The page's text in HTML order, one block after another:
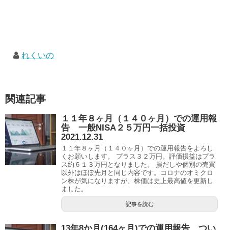
れくいの
関連記事
１１年８ヶ月（１４０ヶ月）での運用報
告 一般NISA２５万円一括投資
2021.12.31
１１年８ヶ月（１４０ヶ月）での運用報告をよろし
くお願いします。 プラス３２万円。評価損益はプラ
ス約６１３万円となりました。 損だしや個別の売買
以外はほぼ先月と同じ内容です。コロナのオミクロ
ン株が気になりますが、株価は史上最高値を更新し
ました。
記事を読む